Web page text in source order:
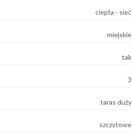
ciepła - sieć
miejskie
tak
3
taras duży
szczytowe